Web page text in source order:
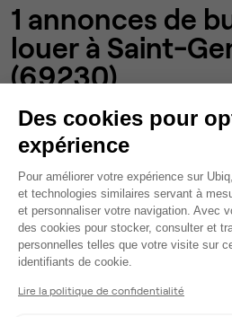
1 annonces de
louer à Saint-
(69230)
Nos autres annonces de
d'espaces de
Laval
NOS BUREAUX À LOUER DANS LE
Bureaux à louer à
Des cookies pour
expérience
Plateforme de
Pour améliorer votre expérience sur
et technologies similaires servant à
et personnaliser votre navigation. Avec
des cookies pour stocker, consulter et
personnelles telles que votre visite sur
identifiants de cookie.
Lire la politique de confidentialité